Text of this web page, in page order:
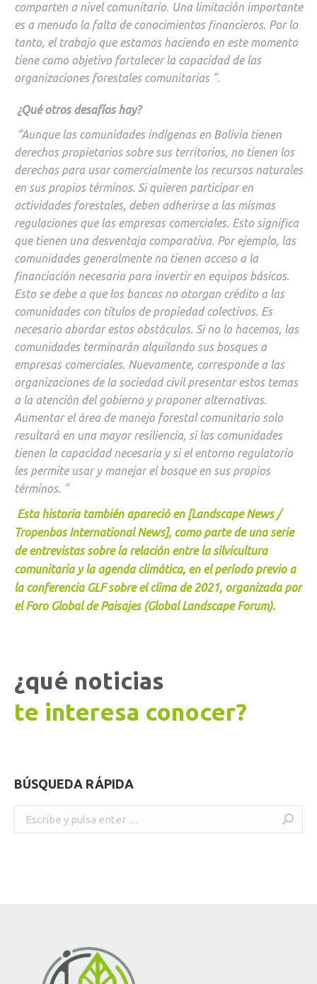
comparten a nivel comunitario. Una limitación importante
es a menudo la falta de conocimientos financieros. Por lo
tanto, el trabajo que estamos haciendo en este momento
tiene como objetivo fortalecer la capacidad de las
organizaciones forestales comunitarias ".
¿Qué otros desafíos hay?
“Aunque las comunidades indígenas en Bolivia tienen
derechos propietarios sobre sus territorios, no tienen los
derechos para usar comercialmente los recursos naturales
en sus propios términos. Si quieren participar en
actividades forestales, deben adherirse a las mismas
regulaciones que las empresas comerciales. Esto significa
que tienen una desventaja comparativa. Por ejemplo, las
comunidades generalmente no tienen acceso a la
financiación necesaria para invertir en equipos básicos.
Esto se debe a que los bancos no otorgan crédito a las
comunidades con títulos de propiedad colectivos. Es
necesario abordar estos obstáculos. Si no lo hacemos, las
comunidades terminarán alquilando sus bosques a
empresas comerciales. Nuevamente, corresponde a las
organizaciones de la sociedad civil presentar estos temas
a la atención del gobierno y proponer alternativas.
Aumentar el área de manejo forestal comunitario solo
resultará en una mayor resiliencia, si las comunidades
tienen la capacidad necesaria y si el entorno regulatorio
les permite usar y manejar el bosque en sus propios
términos. "
Esta historia también apareció en [Landscape News /
Tropenbos International News], como parte de una serie
de entrevistas sobre la relación entre la silvicultura
comunitaria y la agenda climática, en el período previo a
la conferencia GLF sobre el clima de 2021, organizada por
el Foro Global de Paisajes (Global Landscape Forum).
¿qué noticias
te interesa conocer?
BÚSQUEDA RÁPIDA